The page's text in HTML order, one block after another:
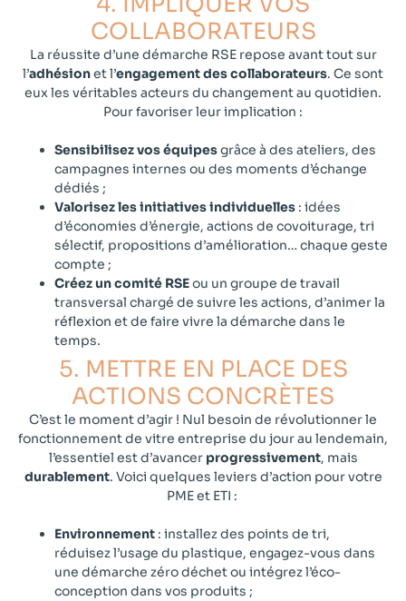
COLLABORATEURS​​
La réussite d’une démarche RSE repose avant tout sur
l’adhésionet l’engagement des collaborateurs. Ce sont
eux les véritables acteurs du changement au quotidien.
Pour favoriser leur implication :
Sensibilisez vos équipesgrâce à des ateliers, des
campagnes internes ou des moments d’échange
dédiés ;
Valorisez les initiatives individuelles : idées
d’économies d’énergie, actions de covoiturage, tri
sélectif, propositions d’amélioration… chaque geste
compte ;
Créez un comité RSEou un groupe de travail
transversal chargé de suivre les actions, d’animer la
réflexion et de faire vivre la démarche dans le
temps.
5. METTRE EN PLACE DES
ACTIONS CONCRÈTES​​
C’est le moment d’agir ! Nul besoin de révolutionner le
fonctionnement de vitre entreprise du jour au lendemain,
l’essentiel est d’avancer progressivement, mais
durablement. Voici quelques leviers d’action pour votre
PME et ETI :
Environnement : installez des points de tri,
réduisez l’usage du plastique, engagez-vous dans
une démarche zéro déchet ou intégrez l’éco-
conception dans vos produits ;